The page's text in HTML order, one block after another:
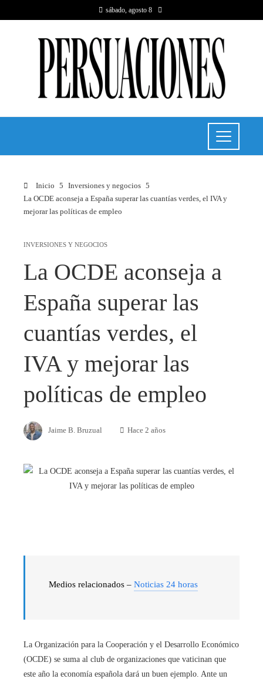
sábado, agosto 8
Inicio
Inversiones y negocios
La OCDE aconseja a España superar las cuantías verdes, el IVA y
mejorar las políticas de empleo
INVERSIONES Y NEGOCIOS
La OCDE aconseja a
España superar las
cuantías verdes, el
IVA y mejorar las
políticas de empleo
Jaime B. Bruzual Hace 2 años
Medios relacionados – Noticias 24 horas
La Organización para la Cooperación y el Desarrollo Económico
(OCDE) se suma al club de organizaciones que vaticinan que
este año la economía española dará un buen ejemplo. Ante un